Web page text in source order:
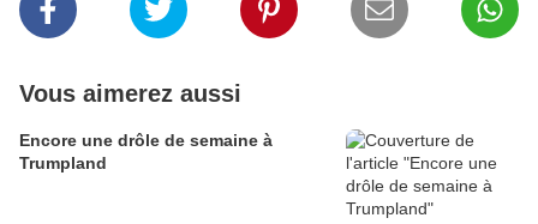
Vous aimerez aussi
Encore une drôle de semaine à
Trumpland